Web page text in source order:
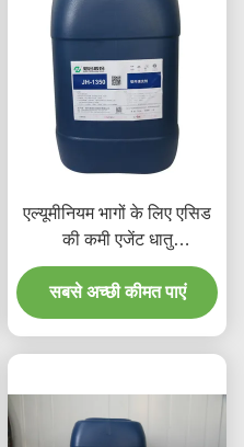
एल्यूमीनियम भागों के लिए एसिड
की कमी एजेंट धातु
Pretreatment रसायन
सबसे अच्छी कीमत पाएं